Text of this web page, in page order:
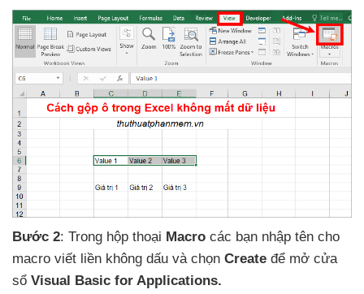
Bước 2: Trong hộp thoại Macro các bạn nhập tên cho
macro viết liền không dấu và chọn Create để mở cửa
sổ Visual Basic for Applications.